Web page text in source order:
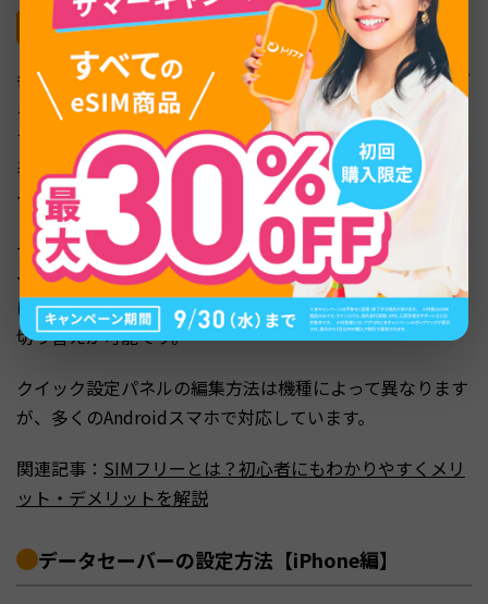
クイック設定パネルからの切り替え
毎回設定アプリを開くのが面倒な場合は、クイック設定パ
ネルにデータセーバーのタイルを追加しておくと便利で
す。画面上部から下にスワイプしてクイック設定パネルを
表示し、編集ボタン（ペンのアイコン）からデータセーバ
ーのタイルを追加できます。
一度追加すれば、通知バーからワンタップでデータセーバ
ーのオン・オフを切り替えられます。Wi-Fiが使える場所
に着いたらオフに、外出時にはオンにするといった素早い
切り替えが可能です。
クイック設定パネルの編集方法は機種によって異なります
が、多くのAndroidスマホで対応しています。
関連記事： SIMフリーとは？初心者にもわかりやすくメリ
ット・デメリットを解説
データセーバーの設定方法【iPhone編】